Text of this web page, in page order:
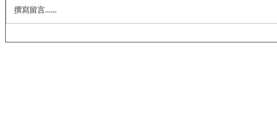
撰寫留言......